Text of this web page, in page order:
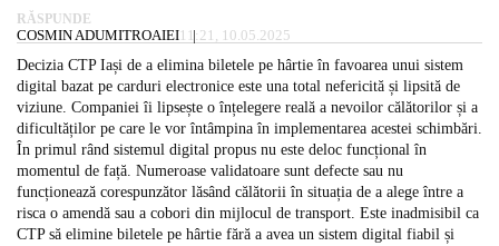
RĂSPUNDE
COSMIN ADUMITROAIEI11:21, 10.05.2025
Decizia CTP Iași de a elimina biletele pe hârtie în favoarea unui sistem
digital bazat pe carduri electronice este una total nefericită și lipsită de
viziune. Companiei îi lipsește o înțelegere reală a nevoilor călătorilor și a
dificultăților pe care le vor întâmpina în implementarea acestei schimbări.
În primul rând sistemul digital propus nu este deloc funcțional în
momentul de față. Numeroase validatoare sunt defecte sau nu
funcționează corespunzător lăsând călătorii în situația de a alege între a
risca o amendă sau a cobori din mijlocul de transport. Este inadmisibil ca
CTP să elimine biletele pe hârtie fără a avea un sistem digital fiabil și